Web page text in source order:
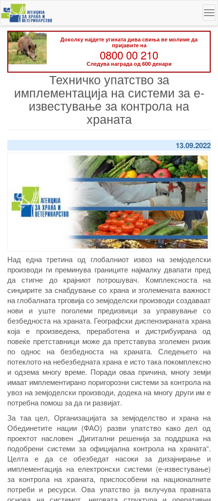
Skip
to
main
content
Доколку најдете угината дива свиња ве молиме да
пријавите на
0800 00 210
Следува награда од 600 денари
Техничко упатство за
имплементација на системи за е-
известување за контрола на
храната
13.09.2022
Над една третина од глобалниот извоз на земјоделски
производи ги преминува границите најмалку двапати пред
да стигне до крајниот потрошувач. Комплексноста на
синџирите за снабдување со храна и зголемената важност
на глобалната трговија со земјоделски производи создаваат
нови и уште поголеми предизвици за управување со
безбедноста на храната. Географски диспензираната храна
која е произведена, преработена и дистрибуирана од
повеќе претставници може да претставува зголемен ризик
по однос на безбедноста на храната. Следењето на
потеклото на небезбедната храна е исто така покомплексно
и одзема многу време. Поради оваа причина, многу земји
имаат имплементирано поригорозни системи за контрола на
увоз на земјоделски производи, додека на многу други им е
потребна помош за да ги развијат.
За таа цел, Организацијата за земјоделство и храна на
Обединетите нации (ФАО) разви упатство како дел од
проектот насловен „Дигитални решенија за поддршка на
подобрени системи за официјална контрола на храната“.
Целта е да се обезбедат насоки за дизајнирање и
имплементација на електронски системи (е-известување)
за контрола на храната, приспособени на националните
потреби и ресурси. Ова упатство ја вклучува правната